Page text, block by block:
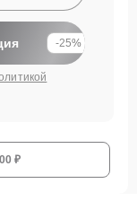
-25%
₽